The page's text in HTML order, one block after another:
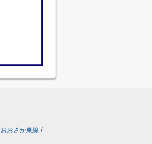
おおさか東線 /